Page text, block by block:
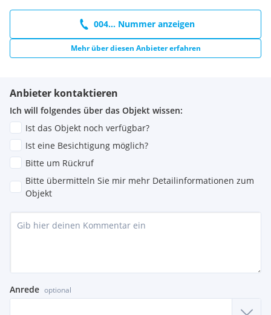
004... Nummer anzeigen
Mehr über diesen Anbieter erfahren
Anbieter kontaktieren
Ich will folgendes über das Objekt wissen:
Ist das Objekt noch verfügbar?
Ist eine Besichtigung möglich?
Bitte um Rückruf
Bitte übermitteln Sie mir mehr Detailinformationen zum
Objekt
Anrede optional